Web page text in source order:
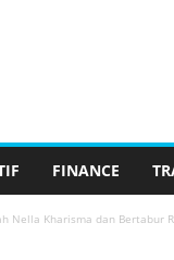
FINANCE
Nella Kharisma dan Bertabur